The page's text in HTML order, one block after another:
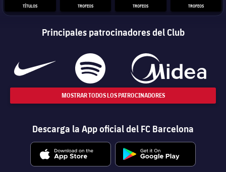
TÍTULOS TROFEOS TROFEOS TROFEOS
Principales patrocinadores del Club
MOSTRAR TODOS LOS PATROCINADORES
Descarga la App oficial del FC Barcelona